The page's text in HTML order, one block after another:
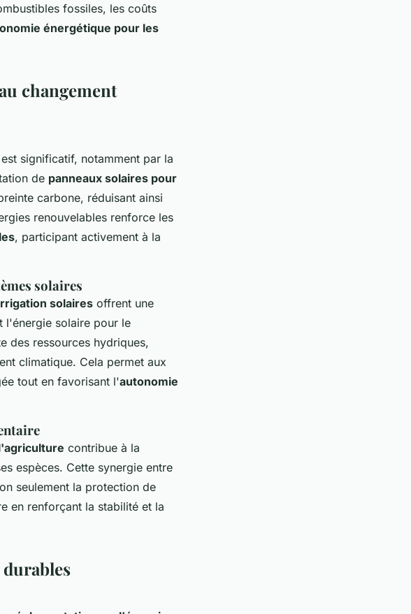
fossiles, les coûts
énergétique pour les
changement
est significatif, notamment par la
de panneaux solaires pour
carbone, réduisant ainsi
renouvelables renforce les
, participant activement à la
solaires
solaires offrent une
l'énergie solaire pour le
des ressources hydriques,
climatique. Cela permet aux
tout en favorisant l'autonomie
contribue à la
espèces. Cette synergie entre
seulement la protection de
en renforçant la stabilité et la